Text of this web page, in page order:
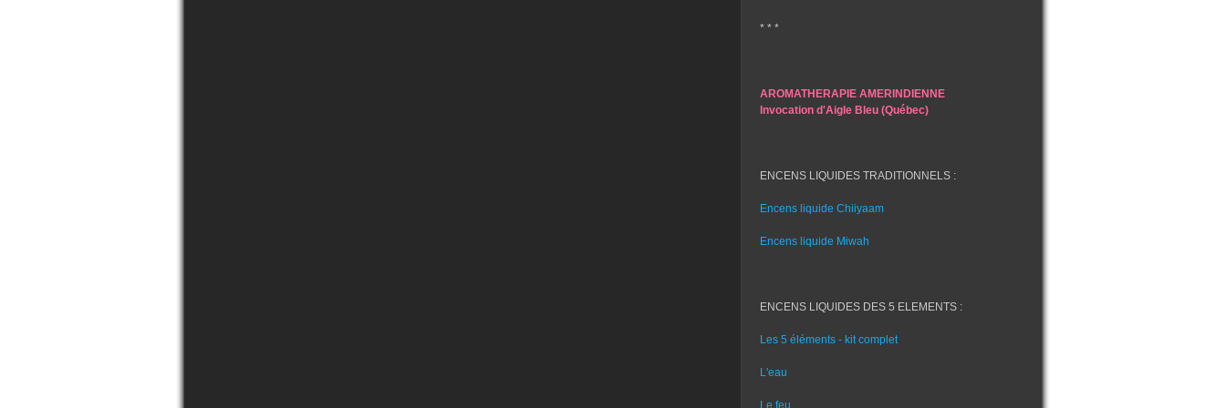
* * *
AROMATHERAPIE AMERINDIENNE
Invocation d'Aigle Bleu (Québec)
ENCENS LIQUIDES TRADITIONNELS :
Encens liquide Chiiyaam
Encens liquide Miwah
ENCENS LIQUIDES DES 5 ELEMENTS :
Les 5 éléments - kit complet
L'eau
Le feu